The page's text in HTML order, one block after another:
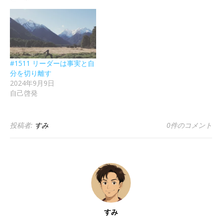
#1511 リーダーは事実と自
分を切り離す
2024年9月9日
自己啓発
投稿者: すみ 0件のコメント
すみ